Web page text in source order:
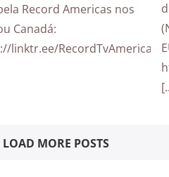
Record Americas nos
Canadá:
linktr.ee/RecordTvAmericas
LOAD MORE POSTS